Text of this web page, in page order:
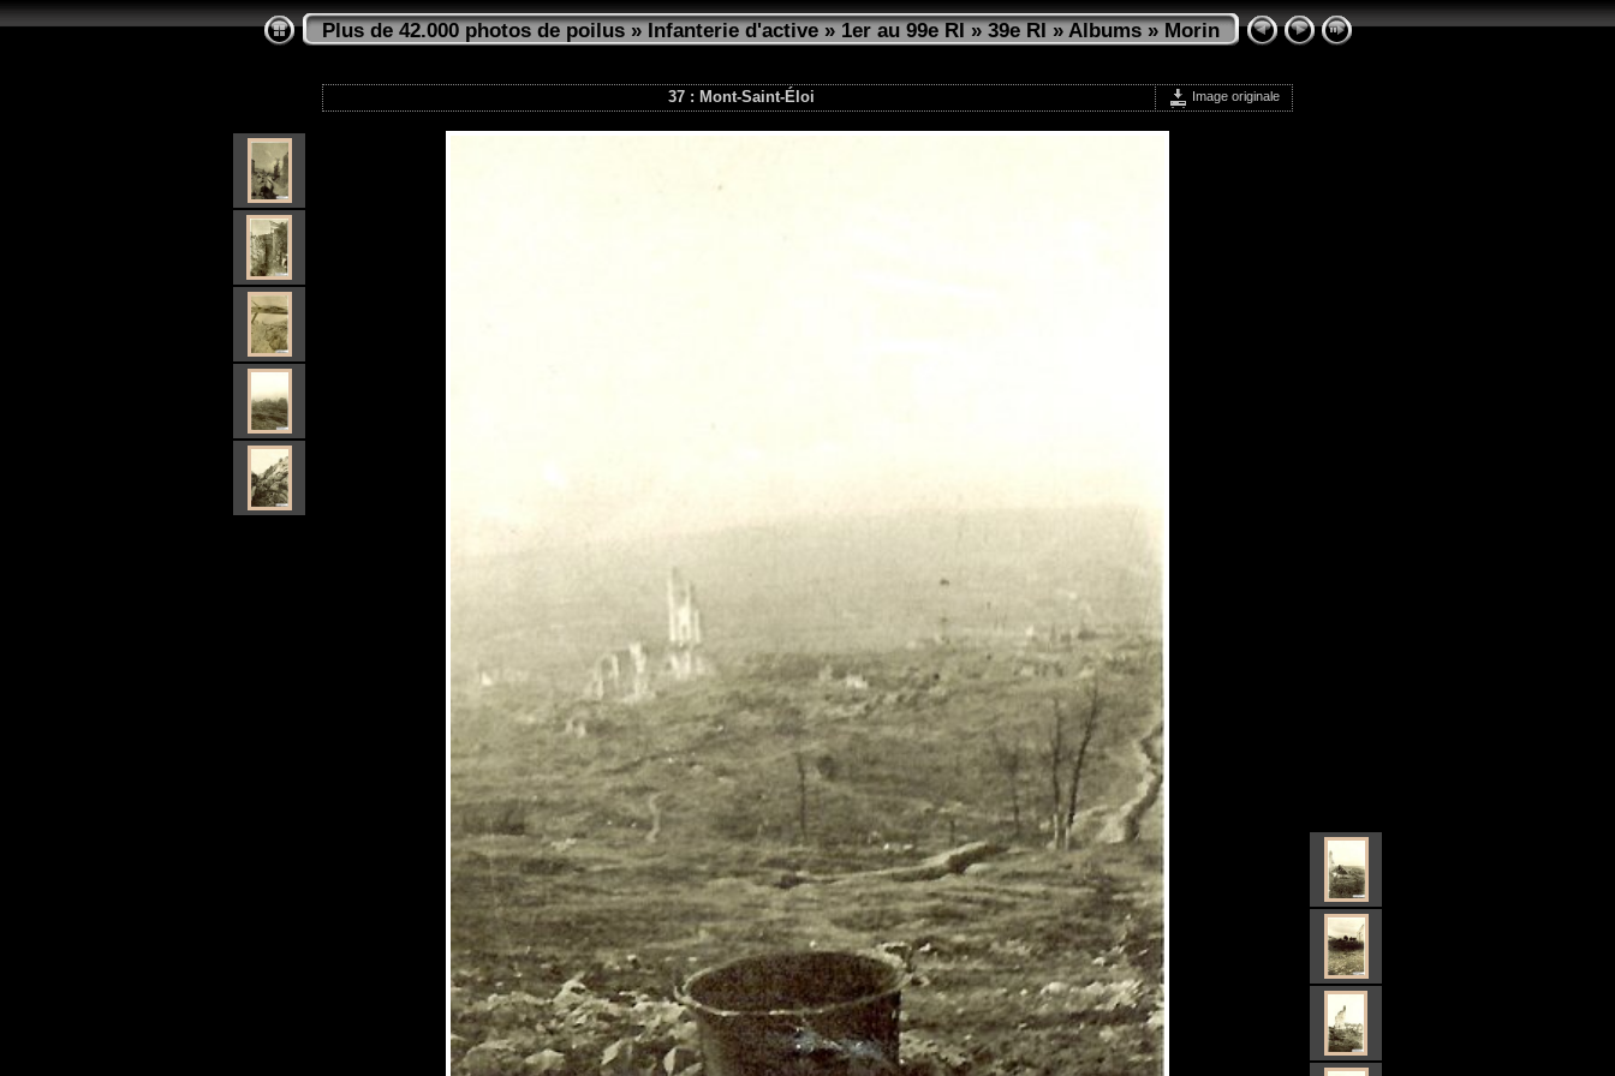
Plus de 42.000 photos de poilus»Infanterie d'active»1er au 99e RI»39e RI»Albums»Morin
37 : Mont-Saint-Éloi Image originale